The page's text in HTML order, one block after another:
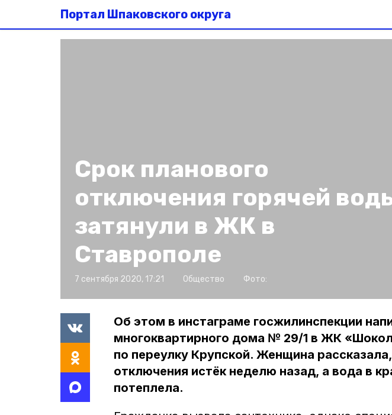
Портал Шпаковского округа
Срок планового
отключения горячей
затянули в ЖК в
Ставрополе
7 сентября 2020, 17:21 Общество Фото:
Об этом в инстаграме госжилинспекции
многоквартирного дома № 29/1 в ЖК
по переулку Крупской. Женщина
отключения истёк неделю назад, а вода в
потеплела.